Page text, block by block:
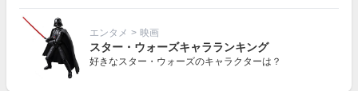
エンタメ > 映画
スター・ウォーズキャラランキング
好きなスター・ウォーズのキャラクターは？